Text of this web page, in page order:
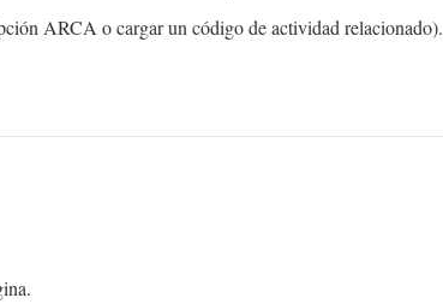
ARCA o cargar un código de actividad relacionado).